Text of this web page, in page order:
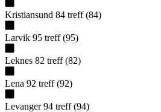
Kristiansund 84 treff (84)
Larvik 95 treff (95)
Leknes 82 treff (82)
Lena 92 treff (92)
Levanger 94 treff (94)